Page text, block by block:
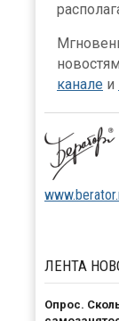
канале и
ЛЕНТА
Опрос.